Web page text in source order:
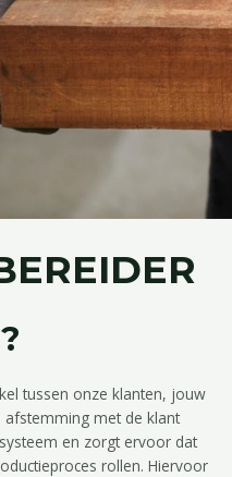
tussen onze klanten, jouw
afstemming met de klant
en zorgt ervoor dat
rollen. Hiervoor